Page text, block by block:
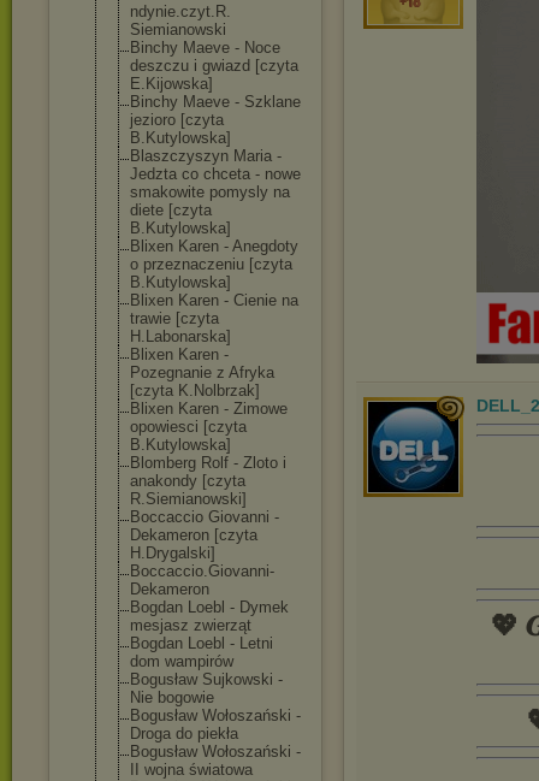
ndynie.czyt.R.
Siemianowski
Binchy Maeve - Noce
deszczu i gwiazd [czyta
E.Kijowska]
Binchy Maeve - Szklane
jezioro [czyta
B.Kutylowska]
Blaszczyszyn Maria -
Jedzta co chceta - nowe
smakowite pomysly na
diete [czyta
B.Kutylowska]
Blixen Karen - Anegdoty
o przeznaczeniu [czyta
B.Kutylowska]
Blixen Karen - Cienie na
trawie [czyta
H.Labonarska]
Blixen Karen -
Pozegnanie z Afryka
[czyta K.Nolbrzak]
Blixen Karen - Zimowe
opowiesci [czyta
B.Kutylowska]
Blomberg Rolf - Zloto i
anakondy [czyta
R.Siemianowski]
Boccaccio Giovanni -
Dekameron [czyta
H.Drygalski]
Boccaccio.Giovanni-
Dekameron
Bogdan Loebl - Dymek
mesjasz zwierząt
Bogdan Loebl - Letni
dom wampirów
Bogusław Sujkowski -
Nie bogowie
Bogusław Wołoszański -
Droga do piekła
Bogusław Wołoszański -
II wojna światowa
💖